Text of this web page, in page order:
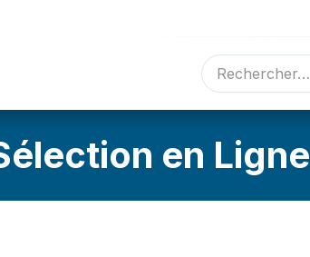
Sélection en ligne Contact
en Ligne